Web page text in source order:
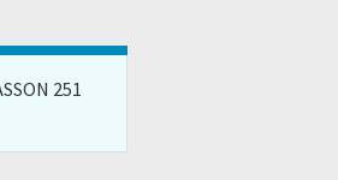
251